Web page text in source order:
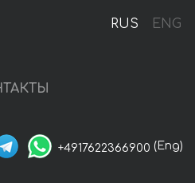
RUS ENG
+4917622366900 (Eng)